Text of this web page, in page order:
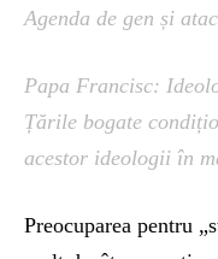
Agenda de gen și
Papa Francisc:
Țările bogate
acestor ideologii în
Preocuparea pentru